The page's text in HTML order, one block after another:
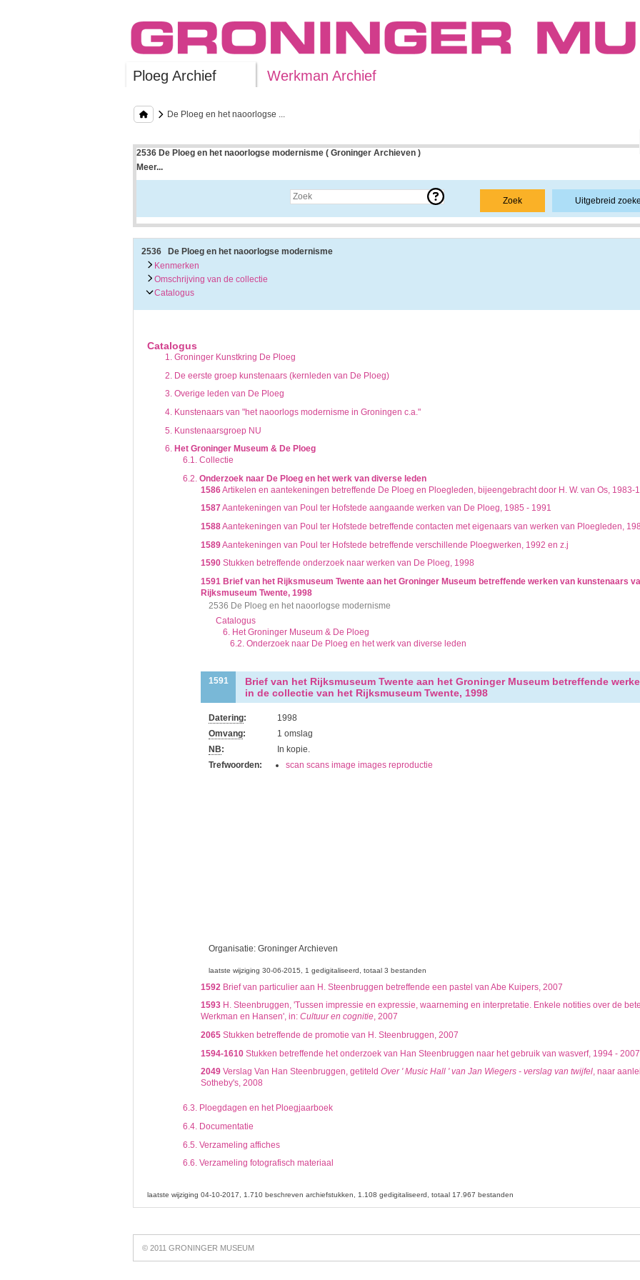
Ploeg Archief Werkman Archief
De Ploeg en het naoorlogse ...
2536 De Ploeg en het naoorlogse modernisme ( Groninger Archieven )
Meer...
Uitleg bij archieftoegang
Een archieftoegang geeft uitgebreide informatie over een bepaald archief.
• Kenmerken van het archief
• Inleiding op het archief
• Inventaris of plaatsingslijst
• Eventueel bijlagen
De kenmerken van het archief zijn o.m. de omvang, vindplaats, beschikbaarheid, openbaarheid en andere.
De inleiding op het archief bevat interessante informatie over de geschiedenis van het archief, achtergronden van de
bevatten.
Bij het zoeken in de inventaris wordt de hiërarchie gevolgd. De rubrieken in de inventaris maken deel uit van de beschrijving op
Zoek Uitgebreid
2536 De Ploeg en het naoorlogse modernisme
Kenmerken
Omschrijving van de collectie
Catalogus
Catalogus
1.Groninger Kunstkring De Ploeg
2.De eerste groep kunstenaars (kernleden van De Ploeg)
3.Overige leden van De Ploeg
4.Kunstenaars van "het naoorlogs modernisme in Groningen c.a."
5. Kunstenaarsgroep NU
6. Het Groninger Museum & De Ploeg
6.1.Collectie
6.2. Onderzoek naar De Ploeg en het werk van diverse leden
1586Artikelen en aantekeningen betreffende De Ploeg en Ploegleden, bijeengebracht door H. W. van Os, 1983-
1587Aantekeningen van Poul ter Hofstede aangaande werken van De Ploeg, 1985 - 1991
1588Aantekeningen van Poul ter Hofstede betreffende contacten met eigenaars van werken van Ploegleden,
1589Aantekeningen van Poul ter Hofstede betreffende verschillende Ploegwerken, 1992 en z.j
1590Stukken betreffende onderzoek naar werken van De Ploeg, 1998
1591 Brief van het Rijksmuseum Twente aan het Groninger Museum betreffende werken van kunstenaars
Rijksmuseum Twente, 1998
2536 De Ploeg en het naoorlogse modernisme
Catalogus
6. Het Groninger Museum & De Ploeg
6.2. Onderzoek naar De Ploeg en het werk van diverse leden
1591
Brief van het Rijksmuseum Twente aan het Groninger Museum betreffende
in de collectie van het Rijksmuseum Twente, 1998
Datering:
1998
Omvang:
1 omslag
NB:
In kopie.
Trefwoorden:
scan scans image images reproductie
Organisatie: Groninger Archieven
laatste wijziging 30-06-2015 1 gedigitaliseerd totaal 3 bestanden
1592Brief van particulier aan H. Steenbruggen betreffende een pastel van Abe Kuipers, 2007
1593H. Steenbruggen, 'Tussen impressie en expressie, waarneming en interpretatie. Enkele notities over de
Werkman en Hansen', in: Cultuur en cognitie, 2007
2065Stukken betreffende de promotie van H. Steenbruggen, 2007
1594-1610Stukken betreffende het onderzoek van Han Steenbruggen naar het gebruik van wasverf, 1994 - 2007
2049Verslag Van Han Steenbruggen, getiteld Over ' Music Hall ' van Jan Wiegers - verslag van twijfel, naar
Sotheby's, 2008
6.3.Ploegdagen en het Ploegjaarboek
6.4.Documentatie
6.5. Verzameling affiches
6.6.Verzameling fotografisch materiaal
laatste wijziging 04-10-2017 1.710 beschreven archiefstukken 1.108 gedigitaliseerd totaal 17.967 bestanden
Best
online© 2011 GRONINGER MUSEUM